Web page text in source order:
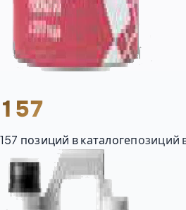
157
157 позиций в каталогепозиций